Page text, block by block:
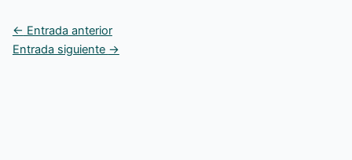
← Entrada anterior
Entrada siguiente →